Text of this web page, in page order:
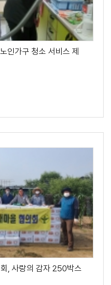
인가구 청소 서비스 제
, 사랑의 감자 250박스